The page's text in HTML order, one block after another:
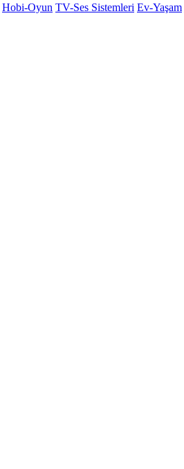
Hobi-Oyun TV-Ses Sistemleri Ev-Yaşam